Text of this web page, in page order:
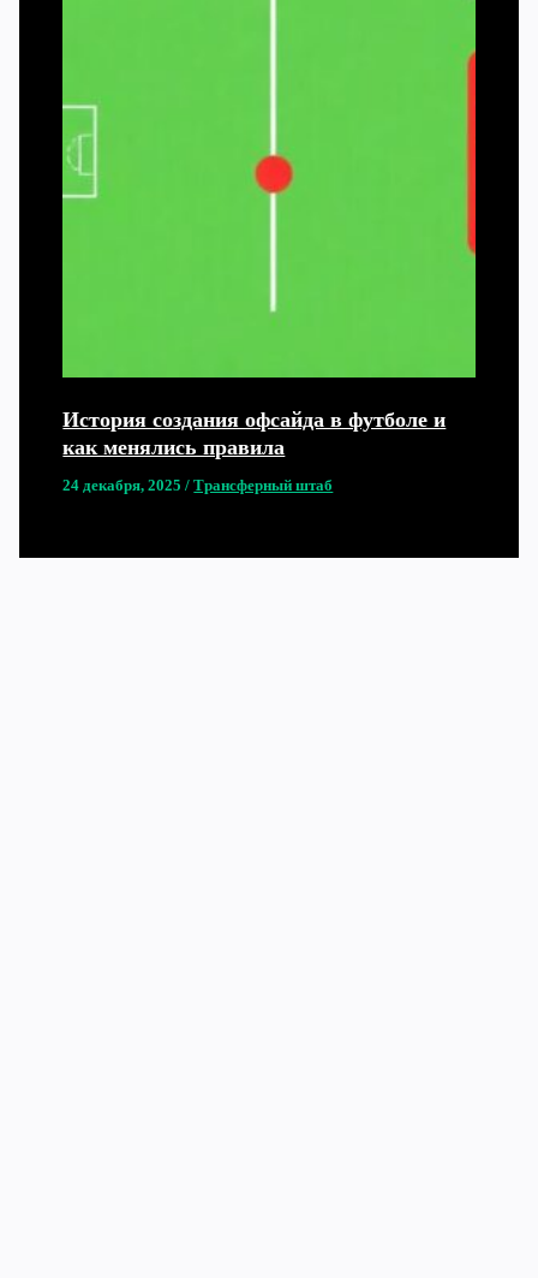
История создания офсайда в футболе и
как менялись правила
24 декабря, 2025/Трансферный штаб